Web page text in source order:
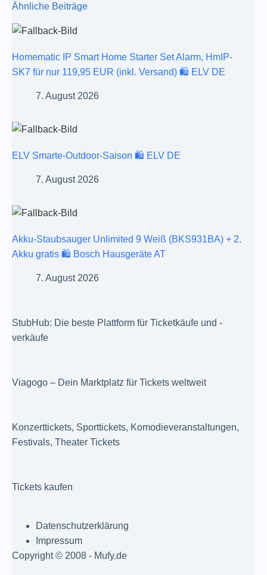
Ähnliche Beiträge
Homematic IP Smart Home Starter Set Alarm, HmIP-
SK7 für nur 119,95 EUR (inkl. Versand) 🛍️ ELV DE
7. August 2026
ELV Smarte-Outdoor-Saison 🛍️ ELV DE
7. August 2026
Akku-Staubsauger Unlimited 9 Weiß (BKS931BA) + 2.
Akku gratis 🛍️ Bosch Hausgeräte AT
7. August 2026
StubHub: Die beste Plattform für Ticketkäufe und -
verkäufe
Viagogo – Dein Marktplatz für Tickets weltweit
Konzerttickets, Sporttickets, Komodieveranstaltungen,
Festivals, Theater Tickets
Tickets kaufen
Datenschutzerklärung
Impressum
Copyright © 2008 - Mufy.de